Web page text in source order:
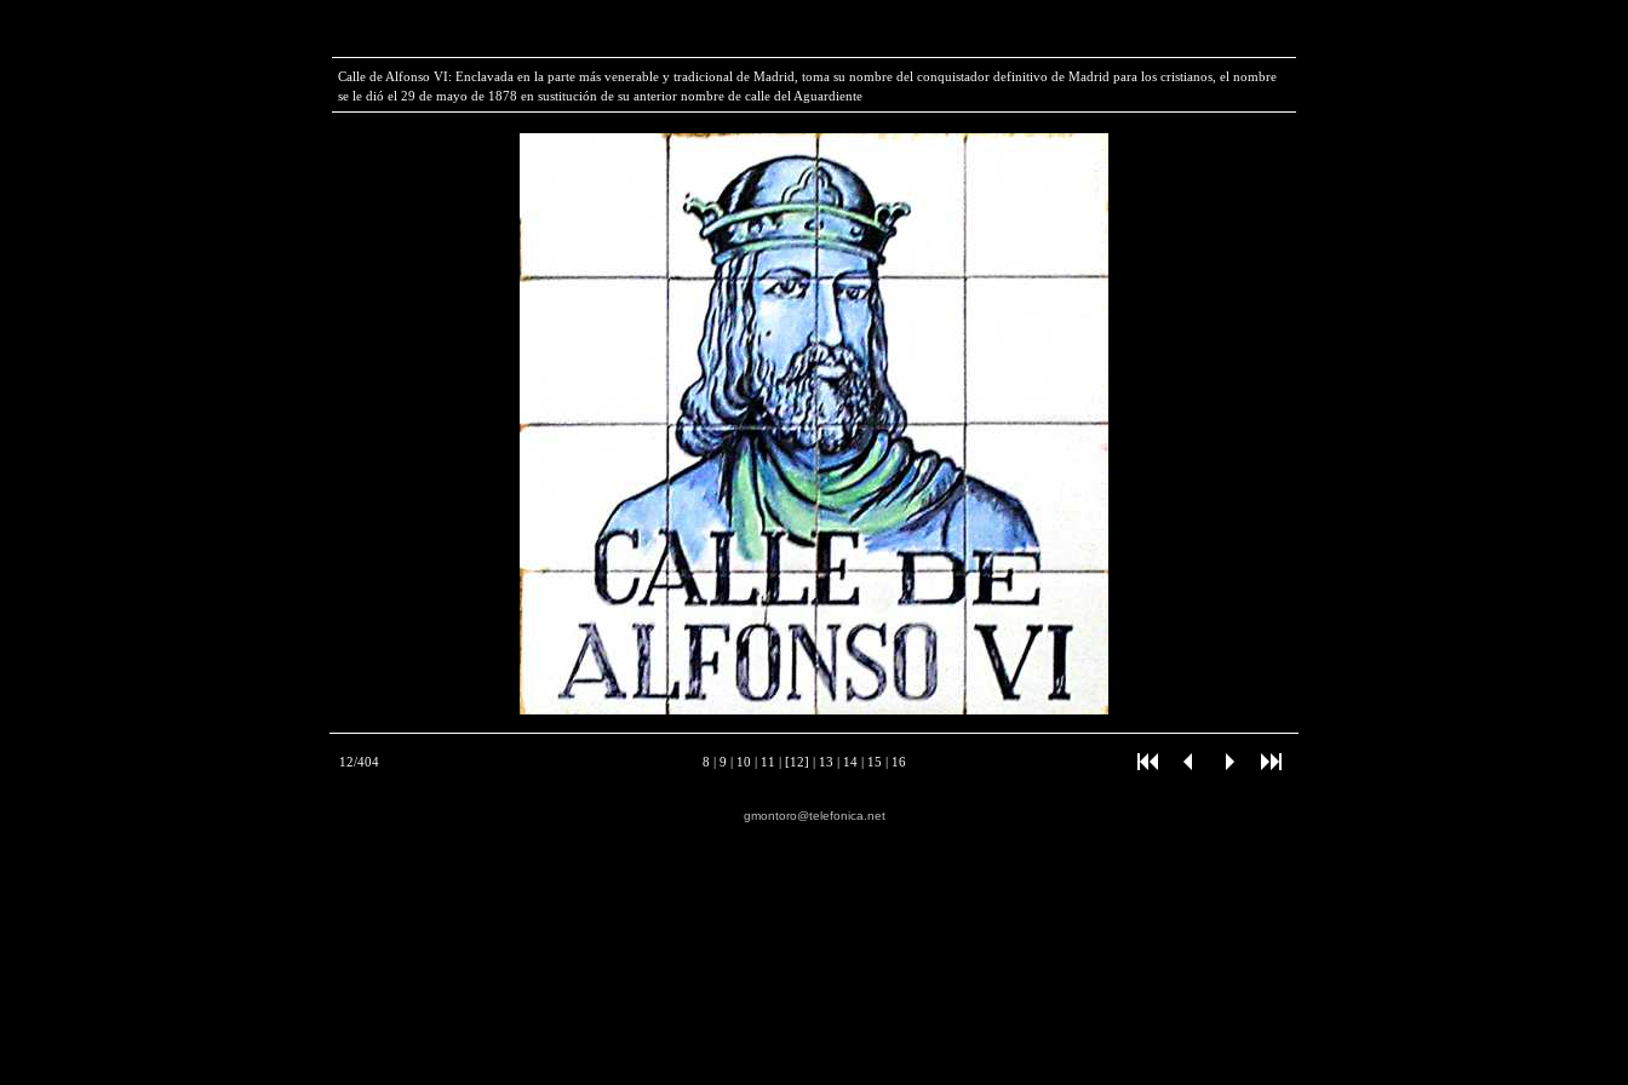
Calle de Alfonso VI: Enclavada en la parte más venerable y tradicional de Madrid, toma su nombre del conquistador definitivo de Madrid para los cristianos, el nombre
se le dió el 29 de mayo de 1878 en sustitución de su anterior nombre de calle del Aguardiente
12/404 8 | 9 | 10 | 11 | [12] | 13 | 14| 15 | 16
gmontoro@telefonica.net